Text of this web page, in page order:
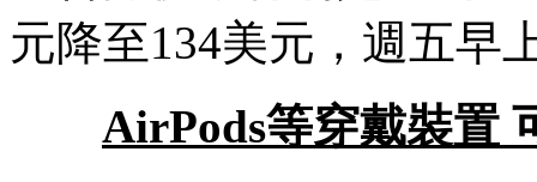
元降至134美元，週五早
AirPods等穿戴裝置